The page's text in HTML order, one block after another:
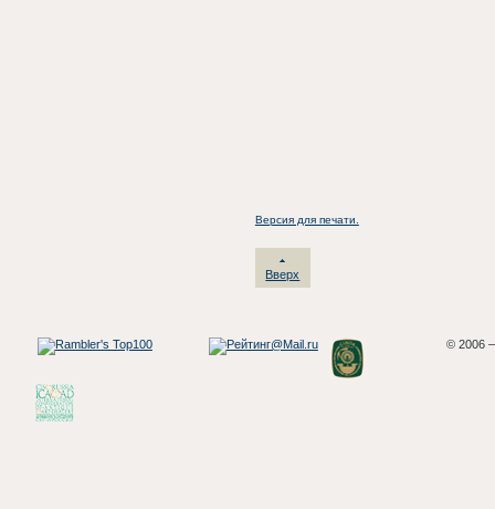
Версия для печати.
Вверх
© 2006